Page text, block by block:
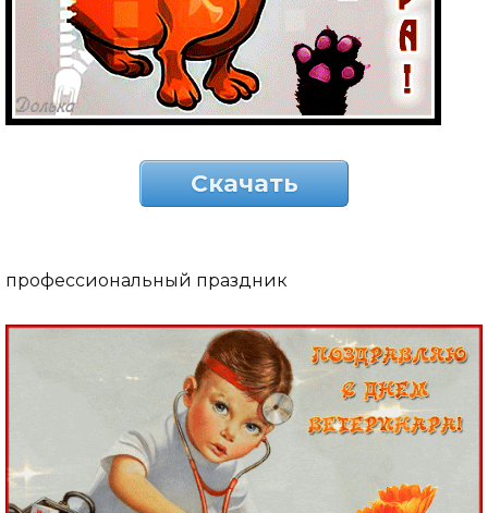
Скачать
профессиональный праздник